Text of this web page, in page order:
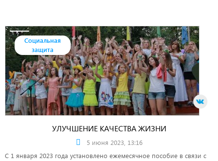
Социальная
защита
УЛУЧШЕНИЕ КАЧЕСТВА ЖИЗНИ
5 июня 2023, 13:16
С 1 января 2023 года установлено ежемесячное пособие в связи с